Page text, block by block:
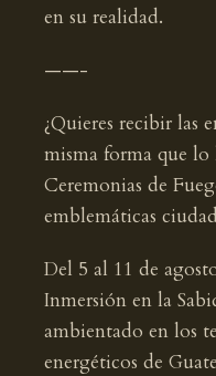
en su realidad.
——-
¿Quieres recibir las
misma forma que lo
Ceremonias de
emblemáticas
Del 5 al 11 de
Inmersión en la
ambientado en los
energéticos de